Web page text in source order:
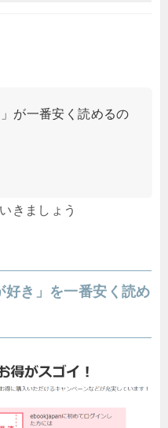
が一番安く読めるの
きましょう
き」を一番安く読め